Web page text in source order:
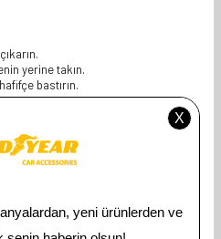
yerine takın.
bastırın.
veya araç kullanımına bağlı olarak
TOYOTA